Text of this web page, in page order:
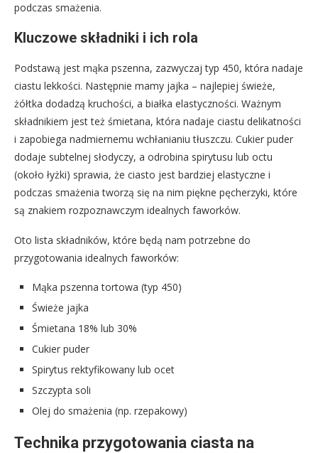
podczas smażenia.
Kluczowe składniki i ich rola
Podstawą jest mąka pszenna, zazwyczaj typ 450, która nadaje
ciastu lekkości. Następnie mamy jajka – najlepiej świeże,
żółtka dodadzą kruchości, a białka elastyczności. Ważnym
składnikiem jest też śmietana, która nadaje ciastu delikatności
i zapobiega nadmiernemu wchłanianiu tłuszczu. Cukier puder
dodaje subtelnej słodyczy, a odrobina spirytusu lub octu
(około łyżki) sprawia, że ciasto jest bardziej elastyczne i
podczas smażenia tworzą się na nim piękne pęcherzyki, które
są znakiem rozpoznawczym idealnych faworków.
Oto lista składników, które będą nam potrzebne do
przygotowania idealnych faworków:
Mąka pszenna tortowa (typ 450)
Świeże jajka
Śmietana 18% lub 30%
Cukier puder
Spirytus rektyfikowany lub ocet
Szczypta soli
Olej do smażenia (np. rzepakowy)
Technika przygotowania ciasta na